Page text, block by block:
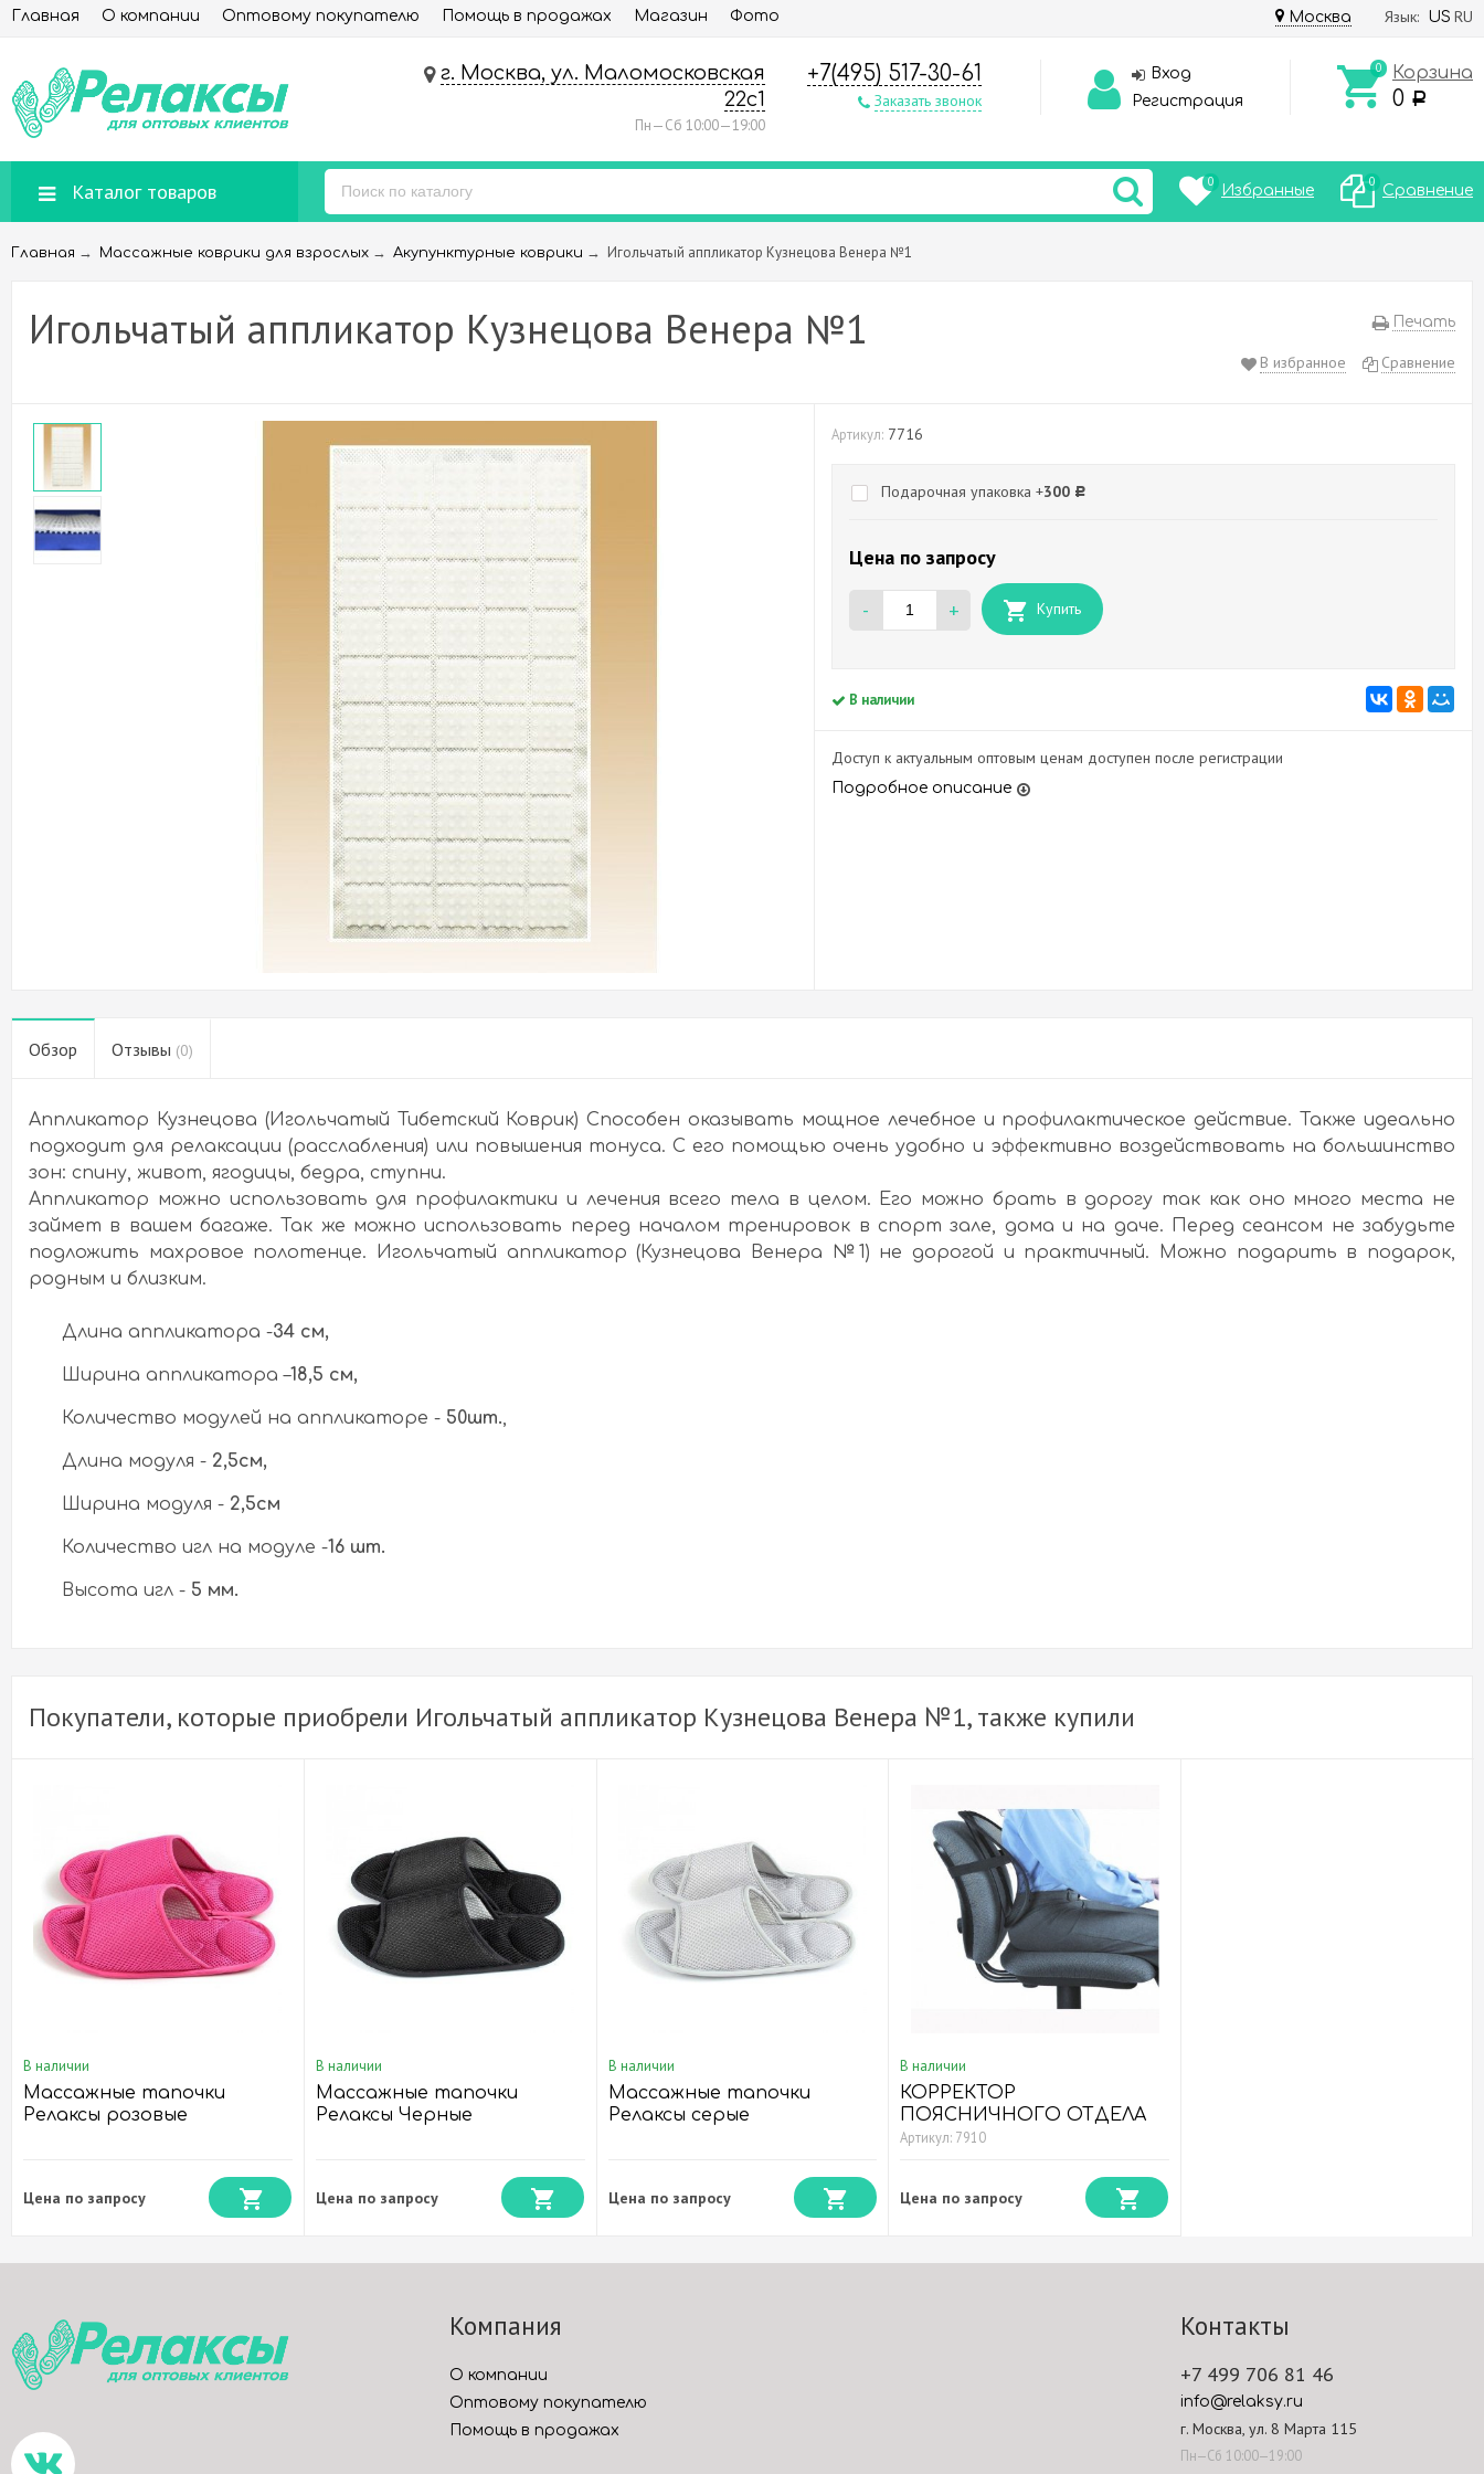
Москва Язык: US RU
Главная О компании Оптовому покупателю Помощь в продажах Магазин Фото
г. Москва, ул. Маломосковская
22с1
Пн—Сб 10:00—19:00
+7(495) 517-30-61
Заказать звонок
Вход
Регистрация
0 Корзина
0 Р
Каталог товаров 0 Избранные 0 Сравнение
Главная → Массажные коврики для взрослых → Акупунктурные коврики → Игольчатый аппликатор Кузнецова Венера №1
Печать
Игольчатый аппликатор Кузнецова Венера №1
В избранное Сравнение
Артикул: 7716
Подарочная упаковка +300 Р
Цена по запросу
- + Купить
В наличии
Доступ к актуальным оптовым ценам доступен после регистрации
Подробное описание
Обзор Отзывы (0)
Аппликатор Кузнецова (Игольчатый Тибетский Коврик) Способен оказывать мощное лечебное и профилактическое действие. Также идеально
подходит для релаксации (расслабления) или повышения тонуса. С его помощью очень удобно и эффективно воздействовать на большинство
зон: спину, живот, ягодицы, бедра, ступни.
Аппликатор можно использовать для профилактики и лечения всего тела в целом. Его можно брать в дорогу так как оно много места не
займет в вашем багаже. Так же можно использовать перед началом тренировок в спорт зале, дома и на даче. Перед сеансом не забудьте
подложить махровое полотенце. Игольчатый аппликатор (Кузнецова Венера №1) не дорогой и практичный. Можно подарить в подарок,
родным и близким.
Длина аппликатора -34 см,
Ширина аппликатора –18,5 см,
Количество модулей на аппликаторе - 50шт.,
Длина модуля - 2,5см,
Ширина модуля - 2,5см
Количество игл на модуле -16 шт.
Высота игл - 5 мм.
Покупатели, которые приобрели Игольчатый аппликатор Кузнецова Венера №1, также купили
В наличии
Массажные тапочки
Релаксы розовые
Цена по запросу
В наличии
Массажные тапочки
Релаксы Черныe
Цена по запросу
В наличии
Массажные тапочки
Релаксы серые
Цена по запросу
В наличии
КОРРЕКТОР
ПОЯСНИЧНОГО ОТДЕЛА
Офис Комфорт
Артикул: 7910
Цена по запросу
Компания
О компании
Оптовому покупателю
Помощь в продажах
Контакты
+7 499 706 81 46
info@relaksy.ru
г. Москва, ул. 8 Марта 115
Пн—Сб 10:00—19:00